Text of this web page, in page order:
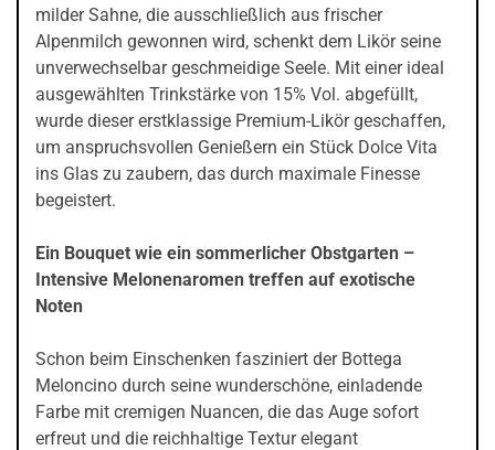
milder Sahne, die ausschließlich aus frischer
Alpenmilch gewonnen wird, schenkt dem Likör seine
unverwechselbar geschmeidige Seele. Mit einer ideal
ausgewählten Trinkstärke von 15% Vol. abgefüllt,
wurde dieser erstklassige Premium-Likör geschaffen,
um anspruchsvollen Genießern ein Stück Dolce Vita
ins Glas zu zaubern, das durch maximale Finesse
begeistert.
Ein Bouquet wie ein sommerlicher Obstgarten –
Intensive Melonenaromen treffen auf exotische
Noten
Schon beim Einschenken fasziniert der Bottega
Meloncino durch seine wunderschöne, einladende
Farbe mit cremigen Nuancen, die das Auge sofort
erfreut und die reichhaltige Textur elegant